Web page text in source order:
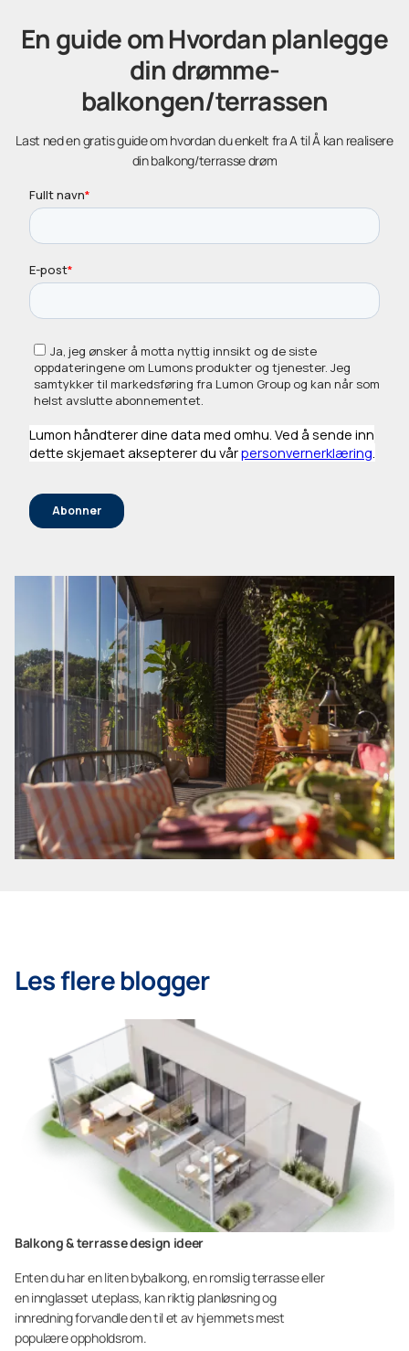
En guide om Hvordan planlegge
din drømme-
balkongen/terrassen
Last ned en gratis guide om hvordan du enkelt fra A til Å kan realisere
din balkong/terrasse drøm
Les flere blogger
Balkong & terrasse design ideer
Enten du har en liten bybalkong, en romslig terrasse eller
en innglasset uteplass, kan riktig planløsning og
innredning forvandle den til et av hjemmets mest
populære oppholdsrom.